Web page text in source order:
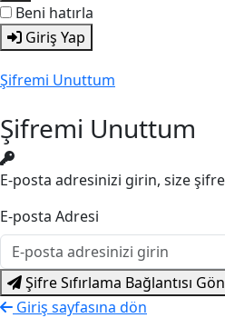
Beni hatırla
Giriş Yap
Şifremi Unuttum
Şifremi Unuttum
E-posta adresinizi girin, size
E-posta Adresi
Şifre Sıfırlama Bağlantısı
Giriş sayfasına dön